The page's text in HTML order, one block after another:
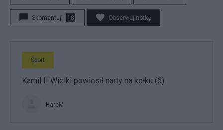
Skomentuj 18 Obserwuj notkę
Sport
Kamil II Wielki powiesił narty na kołku (6)
HareM